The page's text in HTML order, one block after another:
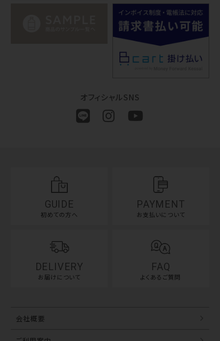
オフィシャルSNS
GUIDE
初めての方へ
PAYMENT
お支払いについて
DELIVERY
お届けについて
FAQ
よくあるご質問
会社概要